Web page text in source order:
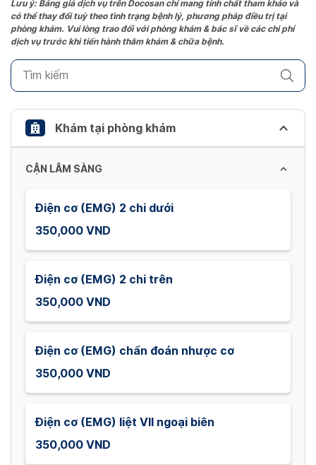
question
mark
to
keyboard
shortcuts
changing
Lưu ý: Bảng giá dịch vụ trên Docosan chỉ mang tính chất tham khảo và
có thể thay đổi tuỳ theo tình trạng bệnh lý, phương pháp điều trị tại
phòng khám. Vui lòng trao đổi với phòng khám & bác sĩ về các chi phí
dịch vụ trước khi tiến hành thăm khám & chữa bệnh.
Khám tại phòng khám
CẬN LÂM SÀNG
Điện cơ (EMG) 2 chi dưới
350,000 VND
Điện cơ (EMG) 2 chi trên
350,000 VND
Điện cơ (EMG) chẩn đoán nhược cơ
350,000 VND
Điện cơ (EMG) liệt VII ngoại biên
350,000 VND